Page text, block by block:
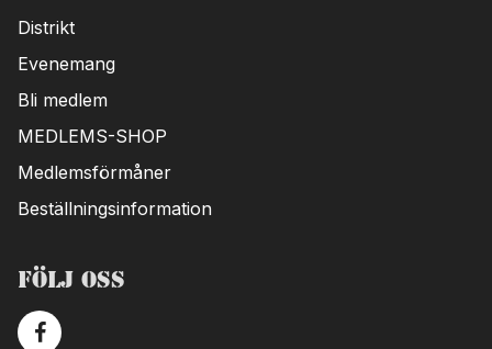
Distrikt
Evenemang
Bli medlem
MEDLEMS-SHOP
Medlemsförmåner
Beställningsinformation
Följ oss